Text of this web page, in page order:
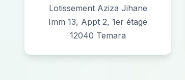
Lotissement Aziza Jihane
Imm 13, Appt 2, 1er étage
12040 Temara